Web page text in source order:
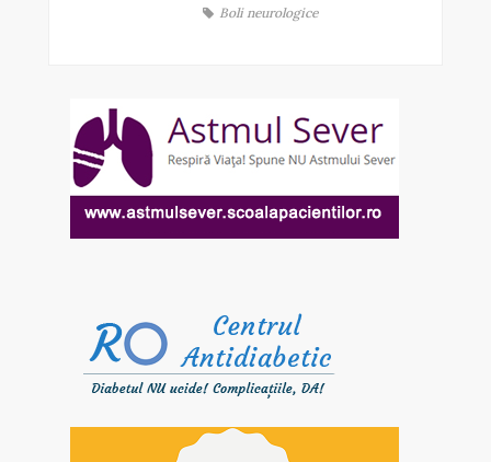
Boli neurologice